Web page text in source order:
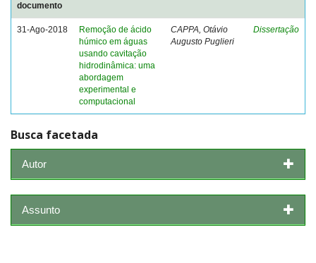
documento
31-Ago-2018
Remoção de ácido
húmico em águas
usando cavitação
hidrodinâmica: uma
abordagem
experimental e
computacional
CAPPA, Otávio
Augusto Puglieri
Dissertação
Busca facetada
Autor
Assunto